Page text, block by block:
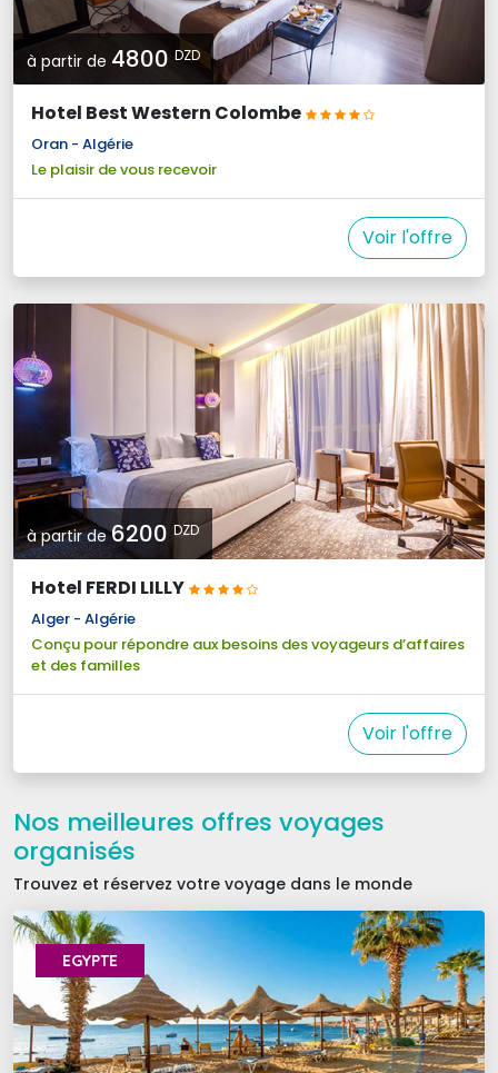
à partir de 4800 DZD
Hotel Best Western Colombe
Oran - Algérie
Le plaisir de vous recevoir
Voir l'offre
à partir de 6200 DZD
Hotel FERDI LILLY
Alger - Algérie
Conçu pour répondre aux besoins des voyageurs d’affaires
et des familles
Voir l'offre
Nos meilleures offres voyages
organisés
Trouvez et réservez votre voyage dans le monde
EGYPTE